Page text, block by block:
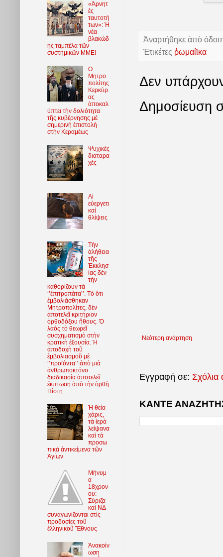
Ἀναρτήθηκε ἀπὸ
Ἐτικέτες ῥωμαίϊκα
Δεν
Δημοσίευση
Νεότερη ανάρτηση
Εγγραφή σε:
ΚΑΝΤΕ
«Ἀρνητ
ὲς
ταυτοτή
των»: Ἡ
νέα
βλακώδ
ης ταμπέλα τῶν
συστημικῶν ΜΜΕ!
O
Μητρο
πολίτης
Κερκύρ
ας
ἀποκαλ
ύπτει τὴν δολιότητα
τῆς κυβέρνησης μὲ
σημερινὴ ἐπιστολὴ
στὴν Κεραμέως
Ψυχικὲς
διαταρα
χὲς
Αἱ
εὐεργετι
καί
θλίψεις
Τὴν
ἀλήθεια
τῆς
Ἐκκλησ
ίας δὲν
τὴν
καθορίζουν τὰ
‘’ἐπιτροπάτα’’. Τὸ ὅτι
ἐμβολιάσθηκαν
Μητροπολίτες, δὲν
ἀποτελεῖ κριτήριον
ὀρθοδόξου ἤθους. Ὁ
λαὸς τὸ θεωρεῖ
συσχηματισμὸ στὴν
κρατικὴ ἐξουσία. Ἡ
ἀποδοχὴ τοῦ
ἐμβολιασμοῦ μὲ
‘’προϊόντα’’ ἀπὸ μιὰ
ἀνθρωποκτόνο
διαδικασία ἀποτελεῖ
ἔκπτωση ἀπὸ τὴν ὀρθὴ
Πίστη
Ἡ θεία
χάρις,
τὰ ἱερὰ
λείψανα
καὶ τὰ
προσω
πικὰ ἀντικείμενα τῶν
Ἁγίων
Μήνυμ
α
18χρον
ου:
Σύριζα
καὶ ΝΔ
συναγωνίζονται στὶς
προδοσίες τοῦ
ἑλληνικοῦ Ἔθνους
Ἀνακοίν
ωση